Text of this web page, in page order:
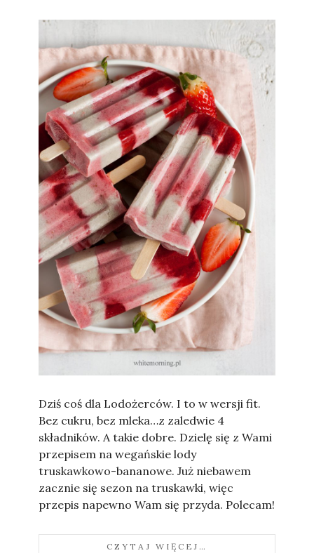
Sylwia
Dziś coś dla Lodożerców. I to w wersji fit.
Bez cukru, bez mleka…z zaledwie 4
składników. A takie dobre. Dzielę się z Wami
przepisem na wegańskie lody
truskawkowo-bananowe. Już niebawem
zacznie się sezon na truskawki, więc
przepis napewno Wam się przyda. Polecam!
CZYTAJ WIĘCEJ…